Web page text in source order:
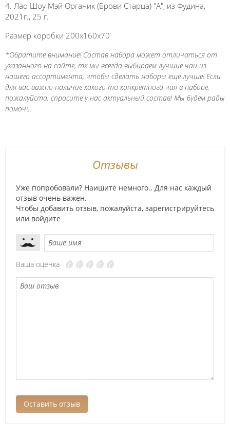
4. Лао Шоу Мэй Органик (Брови Старца) "А", из Фудина,
2021г., 25 г.
Размер коробки 200х160х70
*Обратите внимание! Состав набора может отличаться от
указанного на сайте, тк мы всегда выбираем лучшие чаи из
нашего ассортимента, чтобы сделать наборы еще лучше! Если
для вас важно наличие какого-то конкретного чая в наборе,
пожалуйста, спросите у нас актуальный состав! Мы будем рады
помочь.
Отзывы
Уже попробовали? Наишите немного.. Для нас каждый
отзыв очень важен.
Чтобы добавить отзыв, пожалуйста, зарегистрируйтесь
или войдите
Ваша оценка